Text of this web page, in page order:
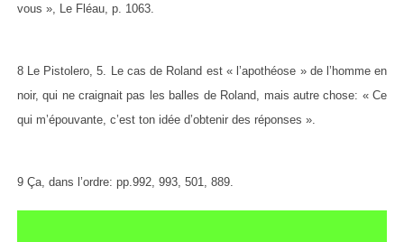
vous », Le Fléau, p. 1063.
8 Le Pistolero, 5. Le cas de Roland est « l’apothéose » de l’homme en
noir, qui ne craignait pas les balles de Roland, mais autre chose: « Ce
qui m’épouvante, c’est ton idée d’obtenir des réponses ».
9 Ça, dans l’ordre: pp.992, 993, 501, 889.